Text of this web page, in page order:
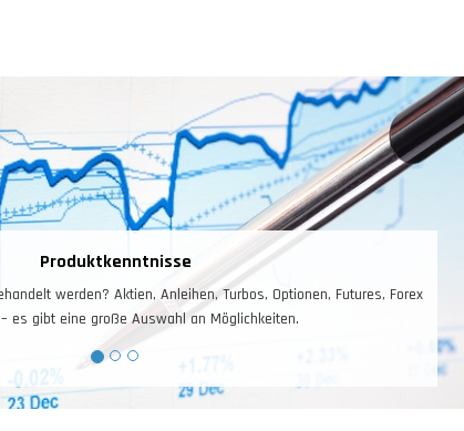
Produktkenntnisse
werden? Aktien, Anleihen, Turbos, Optionen, Futures, Forex
– es gibt eine große Auswahl an Möglichkeiten.